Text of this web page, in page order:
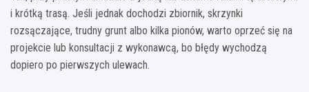
i krótką trasą. Jeśli jednak dochodzi zbiornik, skrzynki
rozsączające, trudny grunt albo kilka pionów, warto oprzeć się na
projekcie lub konsultacji z wykonawcą, bo błędy wychodzą
dopiero po pierwszych ulewach.